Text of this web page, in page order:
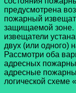
предусмотрена
пожарный
защищаемой
извещатели
двух (или
Рассмотри оба
адресных
адресные
логической